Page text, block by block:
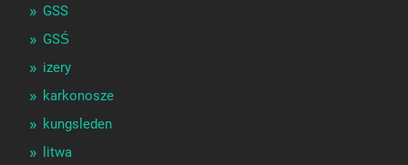
GSS
GSŚ
izery
karkonosze
kungsleden
litwa